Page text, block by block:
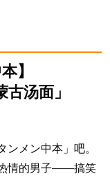
】
汤面」
メン中本」吧。
情的男子——搞笑